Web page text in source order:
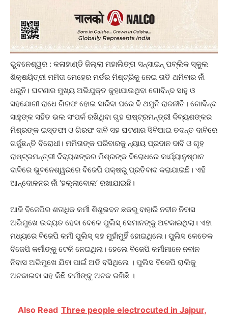
ଭୁବନେଶ୍ୱର : କଳାହାଣ୍ଡି ଜିଲ୍ଲା ମହାଲିଙ୍ଗ ସନ୍‌ସାଇନ୍ ପବ୍ଲିକ ସ୍କୁଲ
ଶିକ୍ଷୟିତ୍ରୀ ମମିତା ମେହେର ମର୍ଡର ମିଷ୍ଟ୍ରିକୁ ନେଇ ତାତି ଥମିବାର ନାଁ
ଧରୁନି। ଘଟଣାର ମୁଖ୍ୟ ଅଭିଯୁକ୍ତ କୁହାଯାଉଥିବା ଗୋବିନ୍ଦ ସାହୁ ଓ
ସହଯୋଗୀ ରାଧେ ଗିରଫ ହୋଇ ସାରିବା ପରେ ବି ଥମୁନି ରାଜନୀତି। ଗୋବିନ୍ଦ
ସାହୁଙ୍କ ସହିତ ଭଲ ସଂପର୍କ ରଖିଥିବା ଗୃହ ରାଷ୍ଟ୍ରମନ୍ତ୍ରୀ ଦିବ୍ୟଶଙ୍କର
ମିଶ୍ରଙ୍କ ଇସ୍ତଫା ଓ ଗିରଫ ଦାବି ସହ ଘଟଣାର ସିବିଆଇ ତଦନ୍ତ ଦାବିରେ
ଗର୍ଜୁଛନ୍ତି ବିରୋଧୀ। ମମିତାଙ୍କ ପରିବାରକୁ ନ୍ୟାୟ ପ୍ରଦାନ ଦାବି ଓ ଗୃହ
ରାଷ୍ଟ୍ରମନ୍ତ୍ରୀ ଦିବ୍ୟଶଙ୍କର ମିଶ୍ରଙ୍କ ବିରୋଧରେ କାର୍ଯ୍ୟାନୁଷ୍ଠାନ
ଦାବିରେ ଭୁବନେଶ୍ୱରରେ ବିଜେପି ପକ୍ଷରୁ ପ୍ରତିବାଦ କରାଯାଇଛି। ଏହି
ଆନ୍ଦୋଳନର ନାଁ ‘ହଲ୍ଲାବୋଲ’ ରଖାଯାଇଛି।
ଆଜି ବିଜେପିର ଶତାଧିକ କର୍ମୀ ଶିଶୁଭବନ ଛକରୁ ବାହାରି ନବୀନ ନିବାସ
ଅଭିମୁଖେ ଉଦ୍ୟତ ହେବା ବେଳେ ପୁଲିସ୍‌ ସେମାନଙ୍କୁ ଅଟକାଇଥିଲା। ଏହା
ମଧ୍ୟରେ ବିଜେପି କର୍ମୀ ପୁଲିସ୍‌ ସହ ମୁହାଁମୁହିଁ ହୋଇଥିଲେ। ପୁଲିସ କେତେକ
ବିଜେପି କର୍ମୀଙ୍କୁ ଟେକି ନେଇଥିଲା। ହେଲେ ବିଜେପି କର୍ମୀମାନେ ନବୀନ
ନିବାସ ଅଭିମୁଖେ ଯିବା ପାଇଁ ଅଡି ବସିଥିଲେ । ପୁଲିସ ବିଜେପି ରାଲିକୁ
ଅଟକାଇବା ସହ କିଛି କର୍ମୀଙ୍କୁ ଅଟକ ରଖିଛି ।
Also Read Three people electrocuted in Jajpur,